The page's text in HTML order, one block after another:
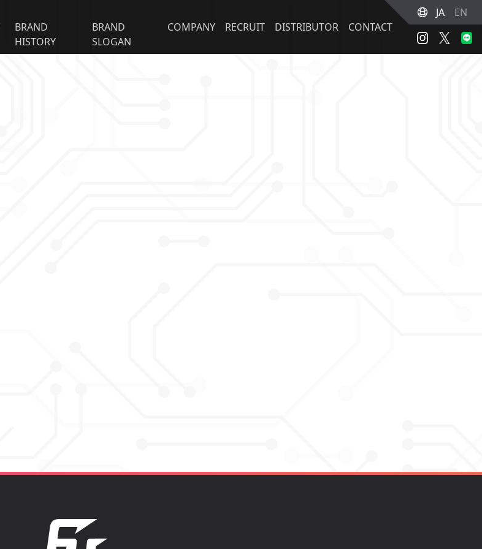
BRAND
HISTORY
BRAND
SLOGAN
COMPANY RECRUIT DISTRIBUTOR CONTACT
JA EN